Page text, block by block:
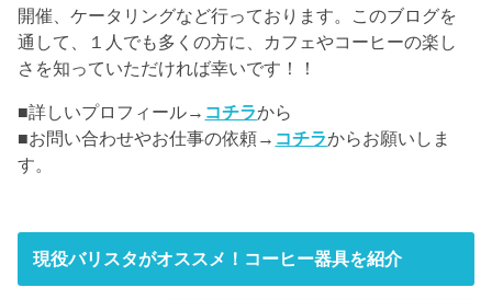
開催、ケータリングなど行っております。このブログを
通して、１人でも多くの方に、カフェやコーヒーの楽し
さを知っていただければ幸いです！！
■詳しいプロフィール→ コチラから
■お問い合わせやお仕事の依頼→ コチラからお願いしま
す。
現役バリスタがオススメ！コーヒー器具を紹介